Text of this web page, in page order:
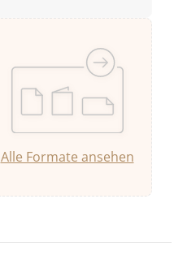
Alle Formate ansehen